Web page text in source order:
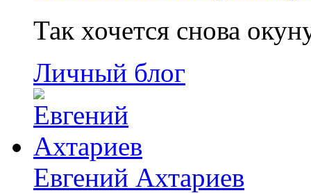
Так хочется снова
Личный блог
Евгений Ахтариев